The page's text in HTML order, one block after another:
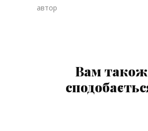
автор
Вам також